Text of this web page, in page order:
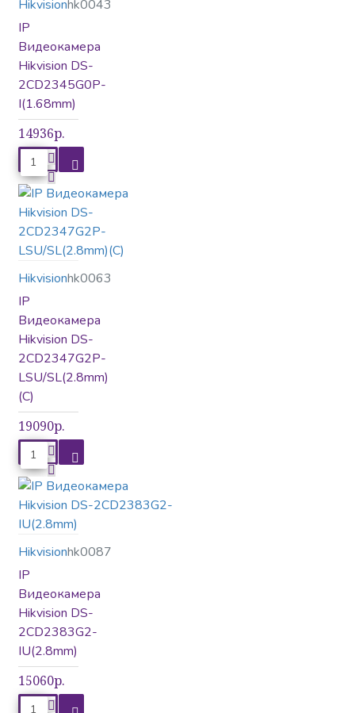
Контроль доступа
Крепления
Металлодетекторы
Микрофоны
Передача сигнала
Проходные и турникеты
Сетевое оборудование
Считыватели
Управление
Hikvisionhk0043
IP
Видеокамера
Hikvision DS-
2CD2345G0P-
I(1.68mm)
14936р.
Hikvisionhk0063
IP
Видеокамера
Hikvision DS-
2CD2347G2P-
LSU/SL(2.8mm)
(C)
19090р.
Hikvisionhk0087
IP
Видеокамера
Hikvision DS-
2CD2383G2-
IU(2.8mm)
15060р.